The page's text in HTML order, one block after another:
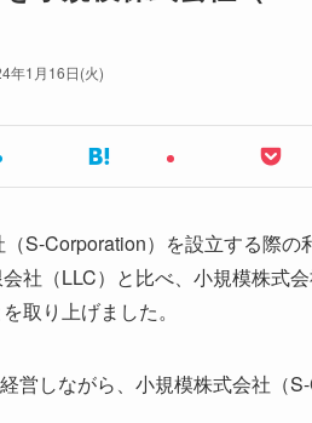
年1月16日(火)
S-Corporation）を設立する際の
社（LLC）と比べ、小規模株式
取り上げました。
営しながら、小規模株式会社（